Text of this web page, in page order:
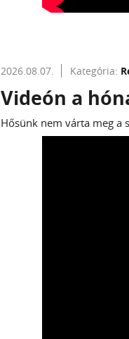
2026.08.07. Kategória:
Videón a
Hősünk nem várta meg a